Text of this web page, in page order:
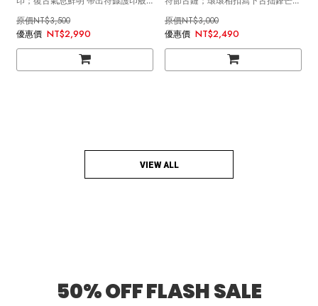
的視覺張力（4289）
NT$3,500
NT$2,990
隱藏扣頭設計（4292）
NT$3,000
NT$2,490
VIEW ALL
50% OFF FLASH SALE